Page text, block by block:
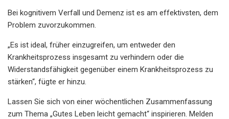
Bei kognitivem Verfall und Demenz ist es am effektivsten, dem
Problem zuvorzukommen.
„Es ist ideal, früher einzugreifen, um entweder den
Krankheitsprozess insgesamt zu verhindern oder die
Widerstandsfähigkeit gegenüber einem Krankheitsprozess zu
stärken“, fügte er hinzu.
Lassen Sie sich von einer wöchentlichen Zusammenfassung
zum Thema „Gutes Leben leicht gemacht“ inspirieren. Melden